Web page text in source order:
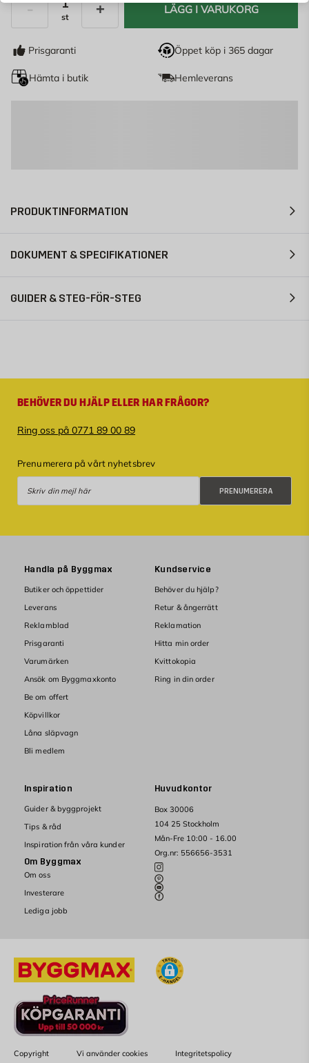
st
LÄGG I VARUKORG
Prisgaranti Öppet köp i 365 dagar
Hämta i butik Hemleverans
PRODUKTINFORMATION
DOKUMENT & SPECIFIKATIONER
GUIDER & STEG-FÖR-STEG
BEHÖVER DU HJÄLP ELLER HAR FRÅGOR?
Ring oss på 0771 89 00 89
Prenumerera på vårt nyhetsbrev
PRENUMERERA
Huvudkontor
Box 30006
104 25 Stockholm
Mån-Fre 10:00 - 16.00
Org.nr: 556656-3531
Handla på Byggmax
Butiker och öppettider
Leverans
Reklamblad
Prisgaranti
Varumärken
Ansök om Byggmaxkonto
Be om offert
Köpvillkor
Låna släpvagn
Bli medlem
Kundservice
Behöver du hjälp?
Retur & ångerrätt
Reklamation
Hitta min order
Kvittokopia
Ring in din order
Inspiration
Guider & byggprojekt
Tips & råd
Inspiration från våra kunder
Om Byggmax
Om oss
Investerare
Lediga jobb
Copyright Vi använder cookies Integritetspolicy